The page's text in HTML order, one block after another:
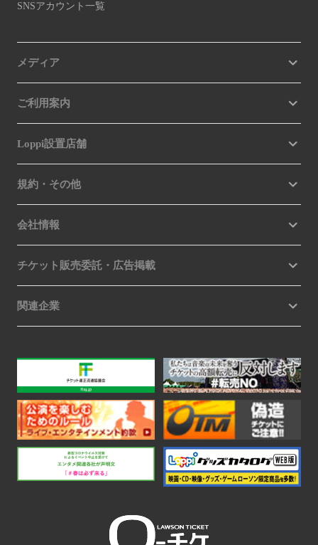
SNSアカウント一覧
メディア
ご利用案内
Loppi設置店舗
規約・その他
会社情報
チケット販売委託・広告掲載
関連企業